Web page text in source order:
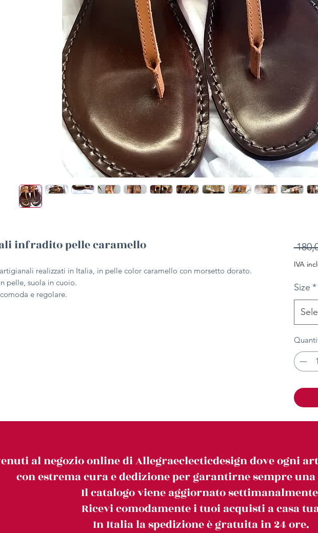
infradito pelle caramello
realizzati in Italia, in pelle color caramello con morsetto dorato.
pelle, suola in cuoio.
e regolare.
IVA
Size *
al negozio online di Allegraeclecticdesign dove ogni
con estrema cura e dedizione per garantirne sempre
Il catalogo viene aggiornato
Ricevi comodamente i tuoi acquisti a casa
In Italia la spedizione è gratuita in 24 ore.